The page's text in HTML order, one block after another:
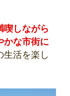
喫しながら
かな市街に
生活を楽し